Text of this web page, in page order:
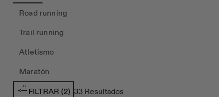
Road running
Trail running
Atletismo
Maratón
FILTRAR (2) 33 Resultados